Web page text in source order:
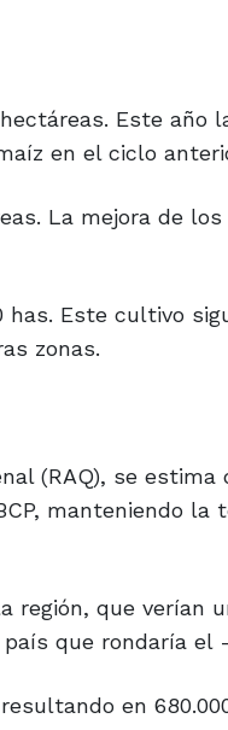
Este año
en el ciclo
La mejora de
Este cultivo
zonas.
(RAQ), se estima
manteniendo la
región, que verían
que rondaría el
en